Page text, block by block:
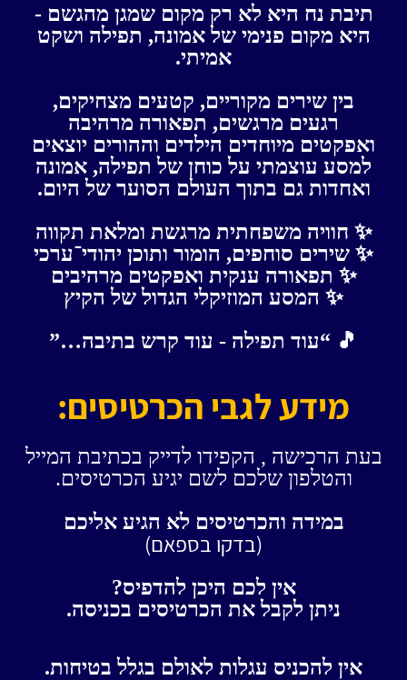
תיבת נח היא לא רק מקום שמגן מהגשם -
היא מקום פנימי של אמונה, תפילה ושקט
אמיתי.
בין שירים מקוריים, קטעים מצחיקים,
רגעים מרגשים, תפאורה מרהיבה
ואפקטים מיוחדים הילדים וההורים יוצאים
למסע עוצמתי על כוחן של תפילה, אמונה
ואחדות גם בתוך העולם הסוער של היום.
✨ חוויה משפחתית מרגשת ומלאת תקווה
✨ שירים סוחפים, הומור ותוכן יהודי־ערכי
✨ תפאורה ענקית ואפקטים מרהיבים
✨ המסע המוזיקלי הגדול של הקיץ
🎵 “עוד תפילה - עוד קרש בתיבה…”
מידע לגבי הכרטיסים:
בעת הרכישה , הקפידו לדייק בכתיבת המייל
והטלפון שלכם לשם יגיע הכרטיסים.
במידה והכרטיסים לא הגיע אליכם
(בדקו בספאם)
אין לכם היכן להדפיס?
ניתן לקבל את הכרטיסים בכניסה.
אין להכניס עגלות לאולם בגלל בטיחות.